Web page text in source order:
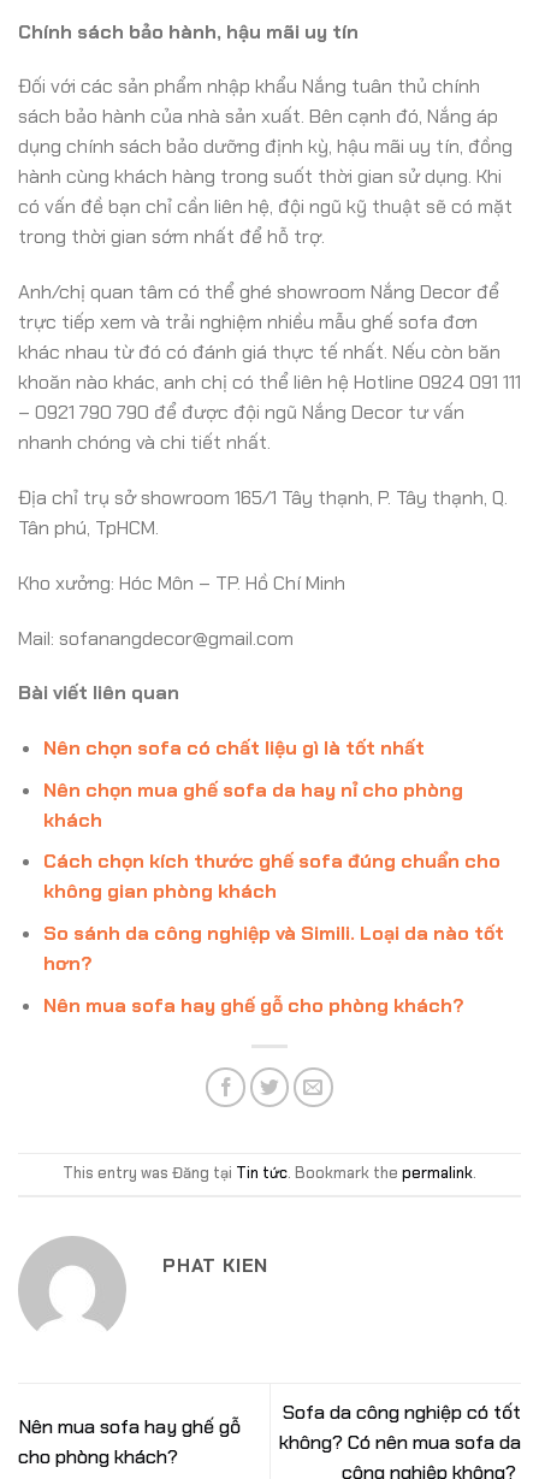
Chính sách bảo hành, hậu mãi uy tín
Đối với các sản phẩm nhập khẩu Nắng tuân thủ chính
sách bảo hành của nhà sản xuất. Bên cạnh đó, Nắng áp
dụng chính sách bảo dưỡng định kỳ, hậu mãi uy tín, đồng
hành cùng khách hàng trong suốt thời gian sử dụng. Khi
có vấn đề bạn chỉ cần liên hệ, đội ngũ kỹ thuật sẽ có mặt
trong thời gian sớm nhất để hỗ trợ.
Anh/chị quan tâm có thể ghé showroom Nắng Decor để
trực tiếp xem và trải nghiệm nhiều mẫu ghế sofa đơn
khác nhau từ đó có đánh giá thực tế nhất. Nếu còn băn
khoăn nào khác, anh chị có thể liên hệ Hotline 0924 091 111
– 0921 790 790 để được đội ngũ Nắng Decor tư vấn
nhanh chóng và chi tiết nhất.
Địa chỉ trụ sở showroom 165/1 Tây thạnh, P. Tây thạnh, Q.
Tân phú, TpHCM.
Kho xưởng: Hóc Môn – TP. Hồ Chí Minh
Mail: sofanangdecor@gmail.com
Bài viết liên quan
Nên chọn sofa có chất liệu gì là tốt nhất
Nên chọn mua ghế sofa da hay nỉ cho phòng
khách
Cách chọn kích thước ghế sofa đúng chuẩn cho
không gian phòng khách
So sánh da công nghiệp và Simili. Loại da nào tốt
hơn?
Nên mua sofa hay ghế gỗ cho phòng khách?
This entry was Đăng tại Tin tức. Bookmark the permalink.
PHAT KIEN
Nên mua sofa hay ghế gỗ
cho phòng khách?
Sofa da công nghiệp có tốt
không? Có nên mua sofa da
công nghiệp không?